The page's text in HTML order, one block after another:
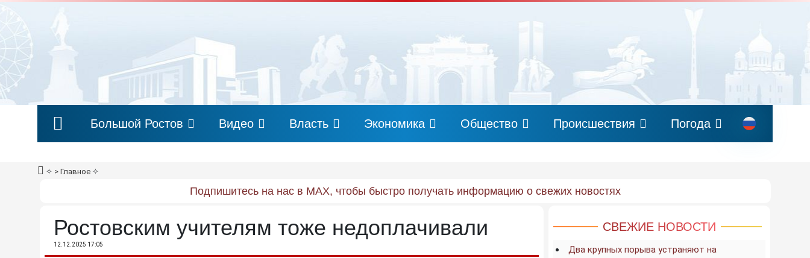
Большой Ростов Видео Власть Экономика Общество Происшествия Погода
✧ > Главное ✧
Подпишитесь на нас в MAX, чтобы быстро получать информацию о свежих новостях
Ростовским учителям тоже недоплачивали
12.12.2025 17:05
СВЕЖИЕ НОВОСТИ
Два крупных порыва устраняют на